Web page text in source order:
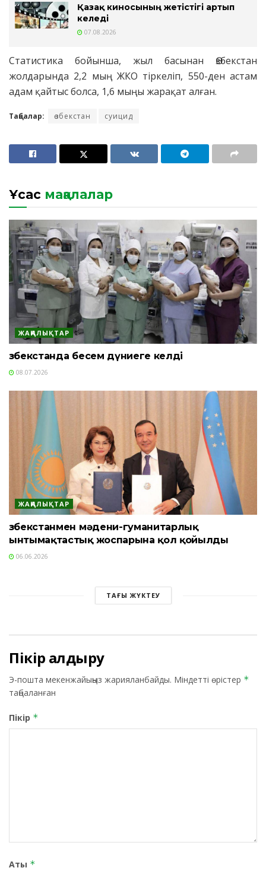
Қазақ киносының жетістігі артып
келеді
07.08.2026
Статистика бойынша, жыл басынан Өзбекстан
жолдарында 2,2 мың ЖКО тіркеліп, 550-ден астам
адам қайтыс болса, 1,6 мыңы жарақат алған.
Таңбалар: өзбекстан суицид
Ұқсас мақалалар
ЖАҢАЛЫҚТАР
Өзбекстанда бесем дүниеге келді
08.07.2026
ЖАҢАЛЫҚТАР
Өзбекстанмен мәдени-гуманитарлық
ынтымақтастық жоспарына қол қойылды
06.06.2026
ТАҒЫ ЖҮКТЕУ
Пікір қалдыру
Э-пошта мекенжайыңыз жарияланбайды. Міндетті өрістер *
таңбаланған
Пікір *
Аты *